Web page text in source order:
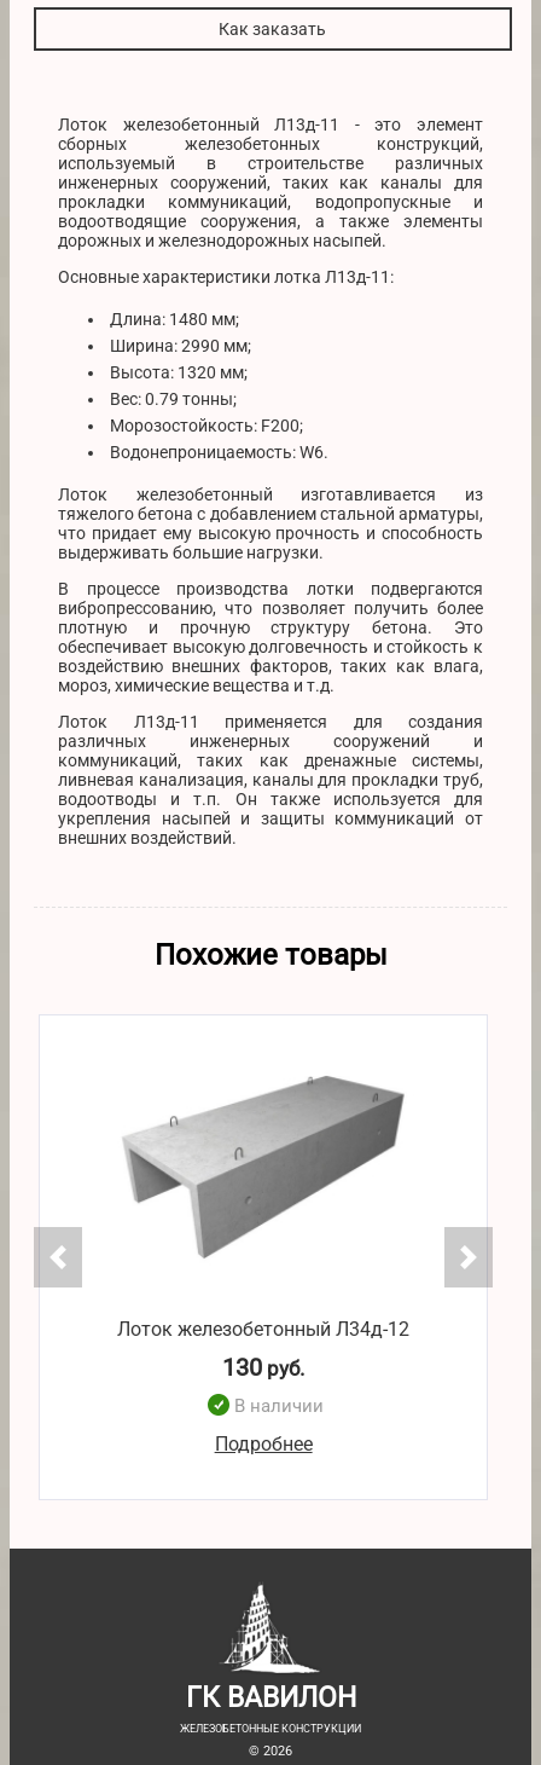
Как заказать
Лоток железобетонный Л13д-11 - это элемент
сборных железобетонных конструкций,
используемый в строительстве различных
инженерных сооружений, таких как каналы для
прокладки коммуникаций, водопропускные и
водоотводящие сооружения, а также элементы
дорожных и железнодорожных насыпей.
Основные характеристики лотка Л13д-11:
Длина: 1480 мм;
Ширина: 2990 мм;
Высота: 1320 мм;
Вес: 0.79 тонны;
Морозостойкость: F200;
Водонепроницаемость: W6.
Лоток железобетонный изготавливается из
тяжелого бетона с добавлением стальной арматуры,
что придает ему высокую прочность и способность
выдерживать большие нагрузки.
В процессе производства лотки подвергаются
вибропрессованию, что позволяет получить более
плотную и прочную структуру бетона. Это
обеспечивает высокую долговечность и стойкость к
воздействию внешних факторов, таких как влага,
мороз, химические вещества и т.д.
Лоток Л13д-11 применяется для создания
различных инженерных сооружений и
коммуникаций, таких как дренажные системы,
ливневая канализация, каналы для прокладки труб,
водоотводы и т.п. Он также используется для
укрепления насыпей и защиты коммуникаций от
внешних воздействий.
Похожие товары
Лоток железобетонный Л34д-12
130 руб.
В наличии
Подробнее
ГК ВАВИЛОН
ЖЕЛЕЗОБЕТОННЫЕ КОНСТРУКЦИИ
© 2026